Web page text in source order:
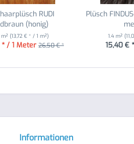
RUDI
(honig)
m² (13,72 € * / 1 m²)
/ 1 Meter 26,50 € *
Plüsch
1.4 m²
15,40 €
Informationen